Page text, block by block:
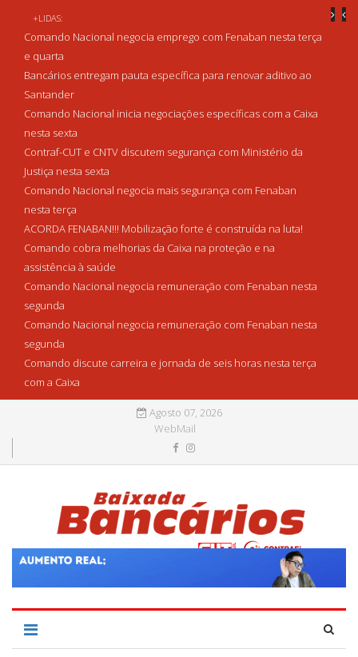
+LIDAS:
Comando Nacional negocia emprego com Fenaban nesta terça
e quarta
Bancários entregam pauta específica para renovar aditivo ao
Santander
Comando Nacional inicia negociações específicas com a Caixa
nesta sexta
Contraf-CUT e CNTV discutem segurança com Ministério da
Justiça nesta sexta
Comando Nacional negocia mais segurança com Fenaban
nesta terça
ACORDA FENABAN!!! Mobilização forte é construída na luta!
Comando cobra melhorias da Caixa na proteção e na
assistência à saúde
Comando Nacional negocia remuneração com Fenaban nesta
segunda
Comando Nacional negocia remuneração com Fenaban nesta
segunda
Comando discute carreira e jornada de seis horas nesta terça
com a Caixa
Agosto 07, 2026
WebMail